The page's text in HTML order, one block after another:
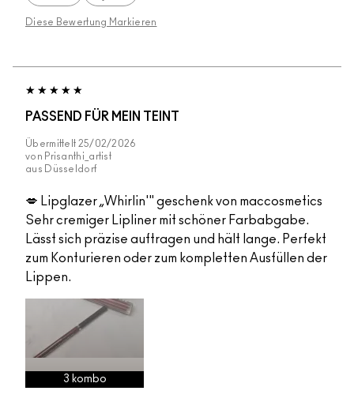
Diese Bewertung Markieren
PASSEND FÜR MEIN TEINT
Übermittelt 25/02/2026
von Prisanthi_artist
aus
Düsseldorf
💋 Lipglazer „Whirlin'" geschenk von maccosmetics
Sehr cremiger Lipliner mit schöner Farbabgabe.
Lässt sich präzise auftragen und hält lange. Perfekt
zum Konturieren oder zum kompletten Ausfüllen der
Lippen.
3 kombo